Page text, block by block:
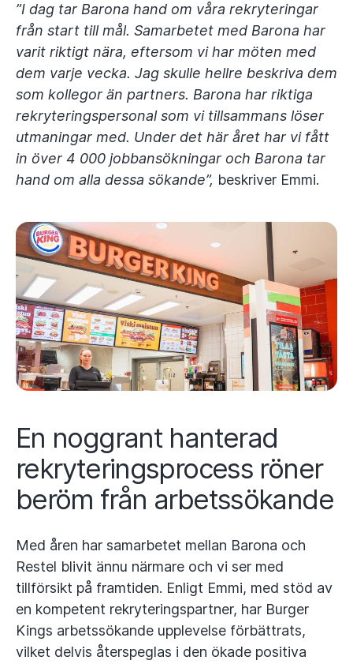
”I dag tar Barona hand om våra rekryteringar
från start till mål. Samarbetet med Barona har
varit riktigt nära, eftersom vi har möten med
dem varje vecka. Jag skulle hellre beskriva dem
som kollegor än partners. Barona har riktiga
rekryteringspersonal som vi tillsammans löser
utmaningar med. Under det här året har vi fått
in över 4 000 jobbansökningar och Barona tar
hand om alla dessa sökande”, beskriver Emmi.
En noggrant hanterad
rekryteringsprocess röner
beröm från arbetssökande
Med åren har samarbetet mellan Barona och
Restel blivit ännu närmare och vi ser med
tillförsikt på framtiden. Enligt Emmi, med stöd av
en kompetent rekryteringspartner, har Burger
Kings arbetssökande upplevelse förbättrats,
vilket delvis återspeglas i den ökade positiva